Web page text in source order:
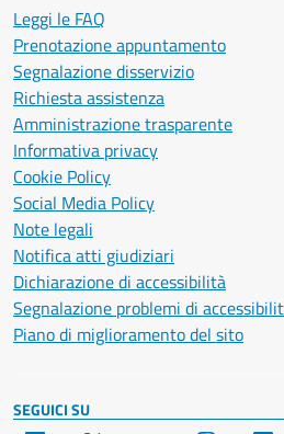
Leggi le FAQ
Prenotazione appuntamento
Segnalazione disservizio
Richiesta assistenza
Amministrazione trasparente
Informativa privacy
Cookie Policy
Social Media Policy
Note legali
Notifica atti giudiziari
Dichiarazione di accessibilità
Segnalazione problemi di
Piano di miglioramento del sito
SEGUICI SU